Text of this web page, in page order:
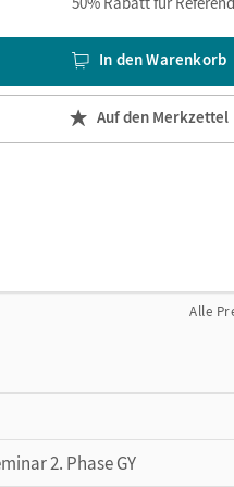
In den Warenkorb
Auf den Merkzettel
Alle
2. Phase GY